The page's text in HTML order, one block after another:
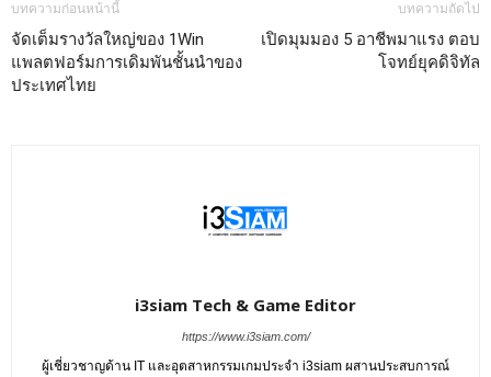
บทความก่อนหน้านี้
จัดเต็มรางวัลใหญ่ของ 1Win
แพลตฟอร์มการเดิมพันชั้นนำของ
ประเทศไทย
บทความถัดไป
เปิดมุมมอง 5 อาชีพมาแรง ตอบ
โจทย์ยุคดิจิทัล
i3siam Tech & Game Editor
https://www.i3siam.com/
ผู้เชี่ยวชาญด้าน IT และอุตสาหกรรมเกมประจำ i3siam ผสานประสบการณ์